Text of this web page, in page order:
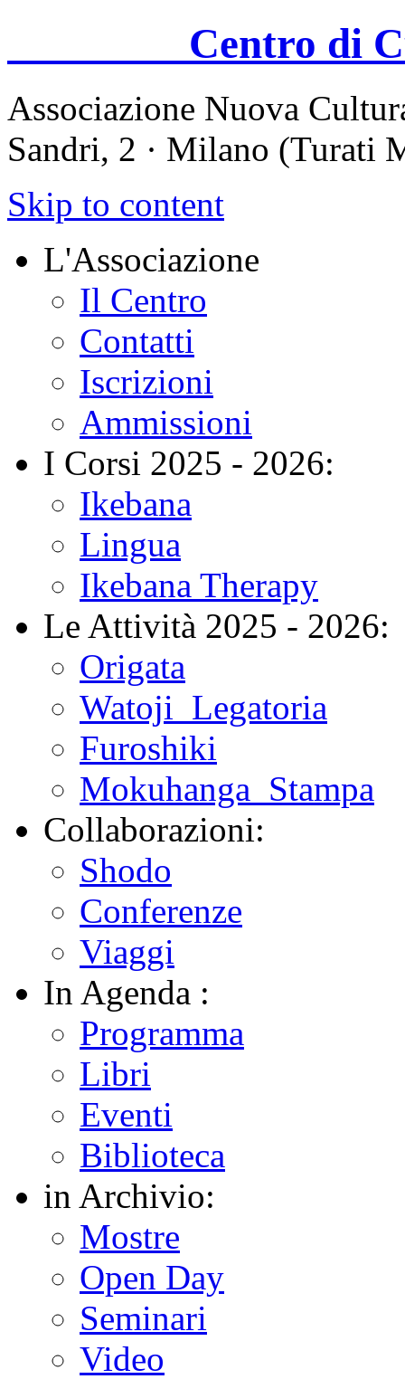
Centro di
Associazione Nuova
Sandri, 2 · Milano (Turati
Skip to content
L'Associazione
Il Centro
Contatti
Iscrizioni
Ammissioni
I Corsi 2025 - 2026:
Ikebana
Lingua
Ikebana Therapy
Le Attività 2025 - 2026:
Origata
Watoji_Legatoria
Furoshiki
Mokuhanga_Stampa
Collaborazioni:
Shodo
Conferenze
Viaggi
In Agenda :
Programma
Libri
Eventi
Biblioteca
in Archivio:
Mostre
Open Day
Seminari
Video